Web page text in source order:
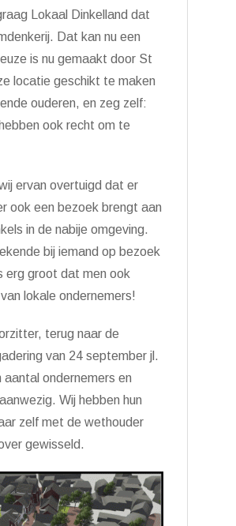
Lokaal Dinkelland dat
Dat kan nu een
is nu gemaakt door St
locatie geschikt te maken
ouderen, en zeg zelf:
ook recht om te
ervan overtuigd dat er
ook een bezoek brengt aan
in de nabije omgeving.
bij iemand op bezoek
erg groot dat men ook
lokale ondernemers!
terug naar de
van 24 september jl.
aantal ondernemers en
Wij hebben hun
zelf met de wethouder
gewisseld.